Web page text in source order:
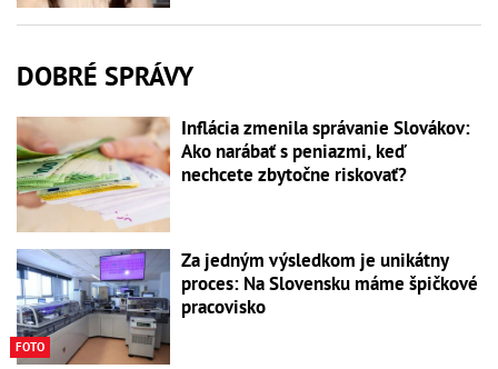
DOBRÉ SPRÁVY
Inflácia zmenila správanie Slovákov:
Ako narábať s peniazmi, keď
nechcete zbytočne riskovať?
FOTO
Za jedným výsledkom je unikátny
proces: Na Slovensku máme špičkové
pracovisko